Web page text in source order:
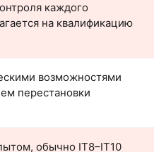
каждого
на квалификацию
возможностями
перестановки
обычно IT8–IT10